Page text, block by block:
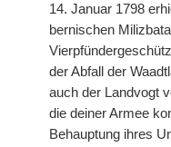
14. Januar 1798
bernischen
der Abfall der
auch der Landvogt
die deiner Armee
Behauptung ihres